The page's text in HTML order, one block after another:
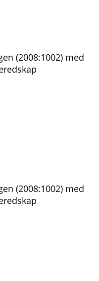
(2008:1002) med
(2008:1002) med